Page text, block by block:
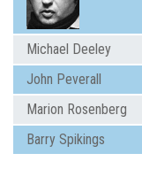
Michael Deeley
John Peverall
Marion Rosenberg
Barry Spikings